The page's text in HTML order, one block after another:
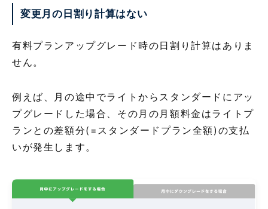
変更月の日割り計算はない
有料プランアップグレード時の日割り計算はありま
せん。
例えば、月の途中でライトからスタンダードにアッ
プグレードした場合、その月の月額料金はライトプ
ランとの差額分(=スタンダードプラン全額)の支払
いが発生します。